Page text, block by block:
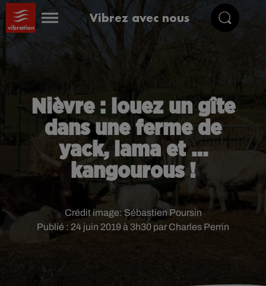
Vibrez avec nous
Nièvre : louez un gîte
dans une ferme de
yack, lama et …
kangourous !
Publié : 24 juin 2019 à 3h30 par Charles Perrin
Crédit image:Sébastien Poursin